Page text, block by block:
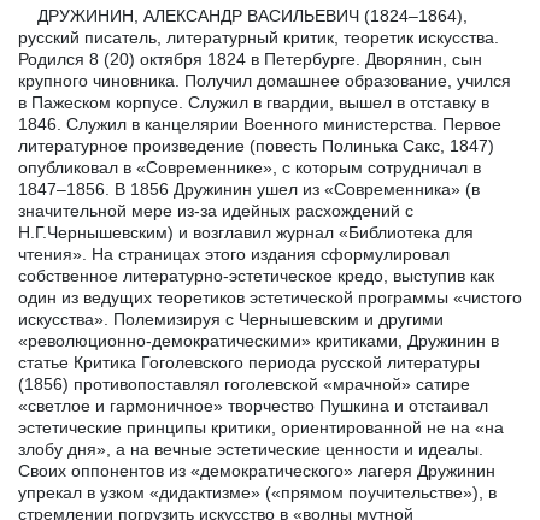
ДРУЖИНИН, АЛЕКСАНДР ВАСИЛЬЕВИЧ (1824–1864),
русский писатель, литературный критик, теоретик искусства.
Родился 8 (20) октября 1824 в Петербурге. Дворянин, сын
крупного чиновника. Получил домашнее образование, учился
в Пажеском корпусе. Служил в гвардии, вышел в отставку в
1846. Служил в канцелярии Военного министерства. Первое
литературное произведение (повесть Полинька Сакс, 1847)
опубликовал в «Современнике», с которым сотрудничал в
1847–1856. В 1856 Дружинин ушел из «Современника» (в
значительной мере из-за идейных расхождений с
Н.Г.Чернышевским) и возглавил журнал «Библиотека для
чтения». На страницах этого издания сформулировал
собственное литературно-эстетическое кредо, выступив как
один из ведущих теоретиков эстетической программы «чистого
искусства». Полемизируя с Чернышевским и другими
«революционно-демократическими» критиками, Дружинин в
статье Критика Гоголевского периода русской литературы
(1856) противопоставлял гоголевской «мрачной» сатире
«светлое и гармоничное» творчество Пушкина и отстаивал
эстетические принципы критики, ориентированной не на «на
злобу дня», а на вечные эстетические ценности и идеалы.
Своих оппонентов из «демократического» лагеря Дружинин
упрекал в узком «дидактизме» («прямом поучительстве»), в
стремлении погрузить искусство в «волны мутной